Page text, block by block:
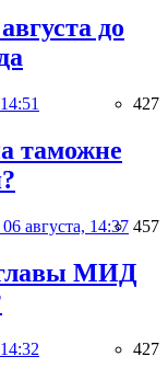
до
427
таможне
06 августа, 14:37 457
главы МИД
427